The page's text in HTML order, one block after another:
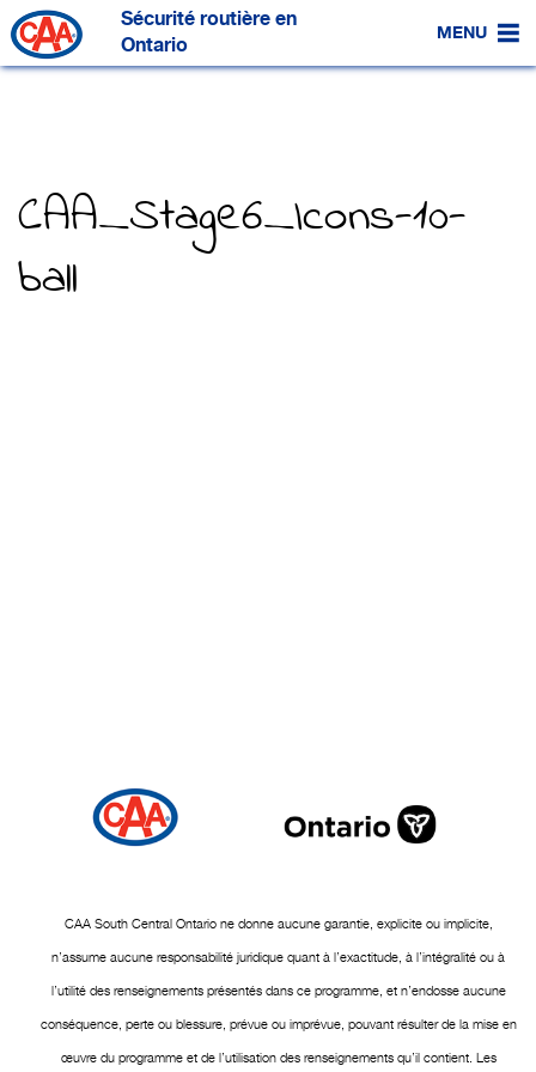
Passer
au
contenu
principal
Sécurité routière en
Ontario
MENU
CAA_Stage6_Icons-10-
ball
CAA South Central Ontario ne donne aucune garantie, explicite ou implicite,
n’assume aucune responsabilité juridique quant à l’exactitude, à l’intégralité ou à
l’utilité des renseignements présentés dans ce programme, et n’endosse aucune
conséquence, perte ou blessure, prévue ou imprévue, pouvant résulter de la mise en
œuvre du programme et de l’utilisation des renseignements qu’il contient. Les